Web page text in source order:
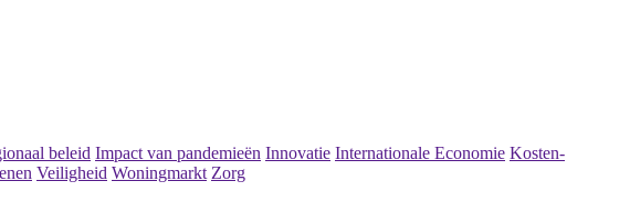
beleid Impact van pandemieën Innovatie Internationale Economie Kosten-
Veiligheid Woningmarkt Zorg